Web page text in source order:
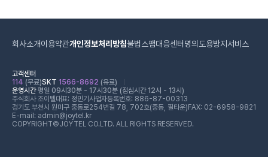
회사소개이용약관개인정보처리방침불법스팸대응센터 명의도용방지서비스
고객센터
114 (무료)SKT 1566-8692 (유료)
운영시간평일 09시30분 - 17시30분 (점심시간 12시 - 13시)
주식회사 조이텔대표: 정민기 사업자등록번호: 886-87-00313
경기도 부천시 원미구 중동로254번길 78, 702호(중동, 필타운) FAX: 02-6958-9821
E-mail: admin@joytel.kr
COPYRIGHT©JOYTEL CO.LTD. ALL RIGHTS RESERVED.